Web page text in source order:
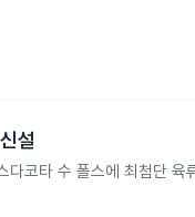
설
코타 수 폴스에 최첨단